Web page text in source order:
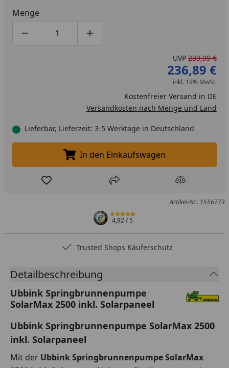
Menge
Produktmenge um eins verringern
Produktmenge manuell eingeben
Produktmenge um eins erhöhen
UVP 239,99 €
236,89 €
inkl. 19% MwSt.
Kostenfreier Versand in DE
Versandkosten nach Menge und Land
Lieferbar, Lieferzeit: 3-5 Werktage in Deutschland
In den Einkaufswagen legen
In den Einkaufswagen
Produkt zur Wunschliste hinzufügen
Teilen Produkt
Artikel-Nr.: 1556773
4,92/ 5
Trusted Shops Käuferschutz
Detailbeschreibung
Ubbink Springbrunnenpumpe
SolarMax 2500 inkl. Solarpaneel
Ubbink Springbrunnenpumpe SolarMax 2500
inkl. Solarpaneel
Mit der Ubbink Springbrunnenpumpe SolarMax